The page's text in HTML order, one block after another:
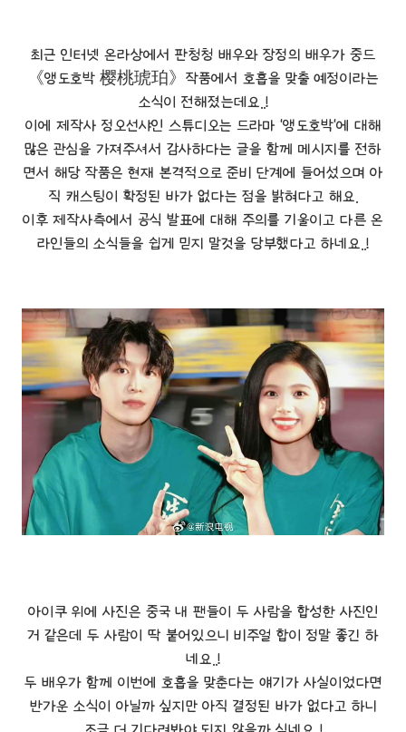
최근 인터넷 온라상에서 판청청 배우와 장정의 배우가 중드
《앵도호박 樱桃琥珀》작품에서 호흡을 맞출 예정이라는
소식이 전해졌는데요..!
이에 제작사 정오선샤인 스튜디오는 드라마 '앵도호박'에 대해
많은 관심을 가져주셔서 감사하다는 글을 함께 메시지를 전하
면서 해당 작품은 현재 본격적으로 준비 단계에 들어섰으며 아
직 캐스팅이 확정된 바가 없다는 점을 밝혀다고 해요.
이후 제작사측에서 공식 발표에 대해 주의를 기울이고 다른 온
라인들의 소식들을 쉽게 믿지 말것을 당부했다고 하네요..!
아이쿠 위에 사진은 중국 내 팬들이 두 사람을 합성한 사진인
거 같은데 두 사람이 딱 붙어있으니 비주얼 합이 정말 좋긴 하
네요..!
두 배우가 함께 이번에 호흡을 맞춘다는 얘기가 사실이었다면
반가운 소식이 아닐까 싶지만 아직 결정된 바가 없다고 하니